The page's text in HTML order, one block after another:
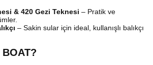
& 420 Gezi Teknesi – Pratik ve
– Sakin sular için ideal, kullanışlı balıkçı
BOAT?